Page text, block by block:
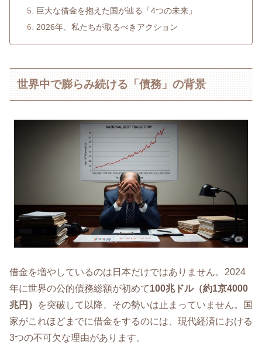
巨大な借金を抱えた国が辿る「4つの未来」
2026年、私たちが取るべきアクション
世界中で膨らみ続ける「債務」の背景
借金を増やしているのは日本だけではありません。2024
年に世界の公的債務総額が初めて100兆ドル（約1京4000
兆円）
を突破して以降、その勢いは止まっていません。国
家がこれほどまでに借金をするのには、現代経済における
3つの不可欠な理由があります。